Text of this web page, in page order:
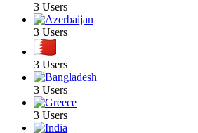
3 Users
3 Users
3 Users
3 Users
3 Users